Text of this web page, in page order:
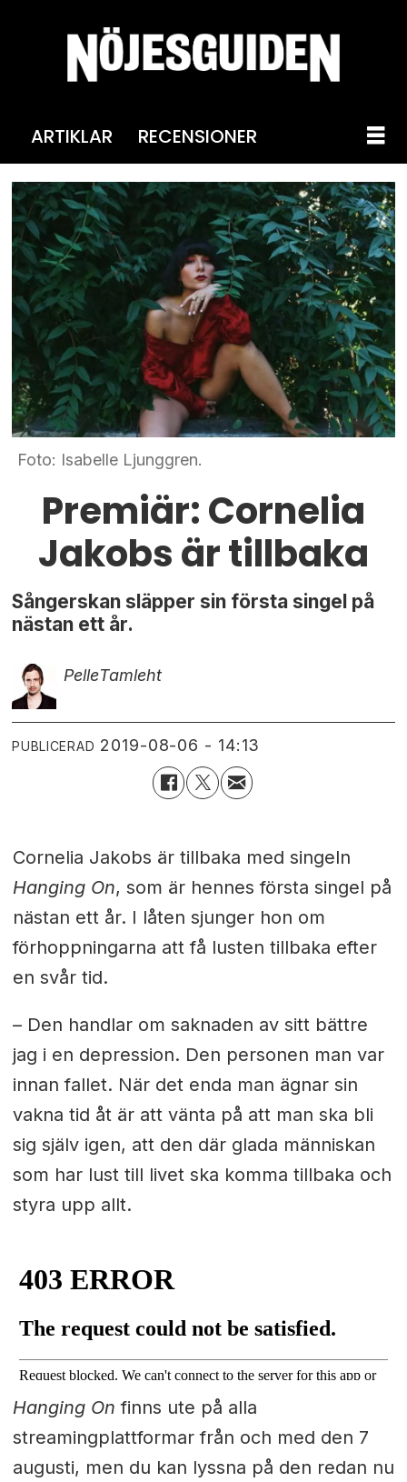
ARTIKLAR RECENSIONER
Foto: Isabelle Ljunggren.
Premiär: Cornelia
Jakobs är tillbaka
Sångerskan släpper sin första singel på
nästan ett år.
PelleTamleht
PUBLICERAD 2019-08-06 - 14:13
Cornelia Jakobs är tillbaka med singeln
Hanging On, som är hennes första singel på
nästan ett år. I låten sjunger hon om
förhoppningarna att få lusten tillbaka efter
en svår tid.
– Den handlar om saknaden av sitt bättre
jag i en depression. Den personen man var
innan fallet. När det enda man ägnar sin
vakna tid åt är att vänta på att man ska bli
sig själv igen, att den där glada människan
som har lust till livet ska komma tillbaka och
styra upp allt.
Hanging On finns ute på alla
streamingplattformar från och med den 7
augusti, men du kan lyssna på den redan nu